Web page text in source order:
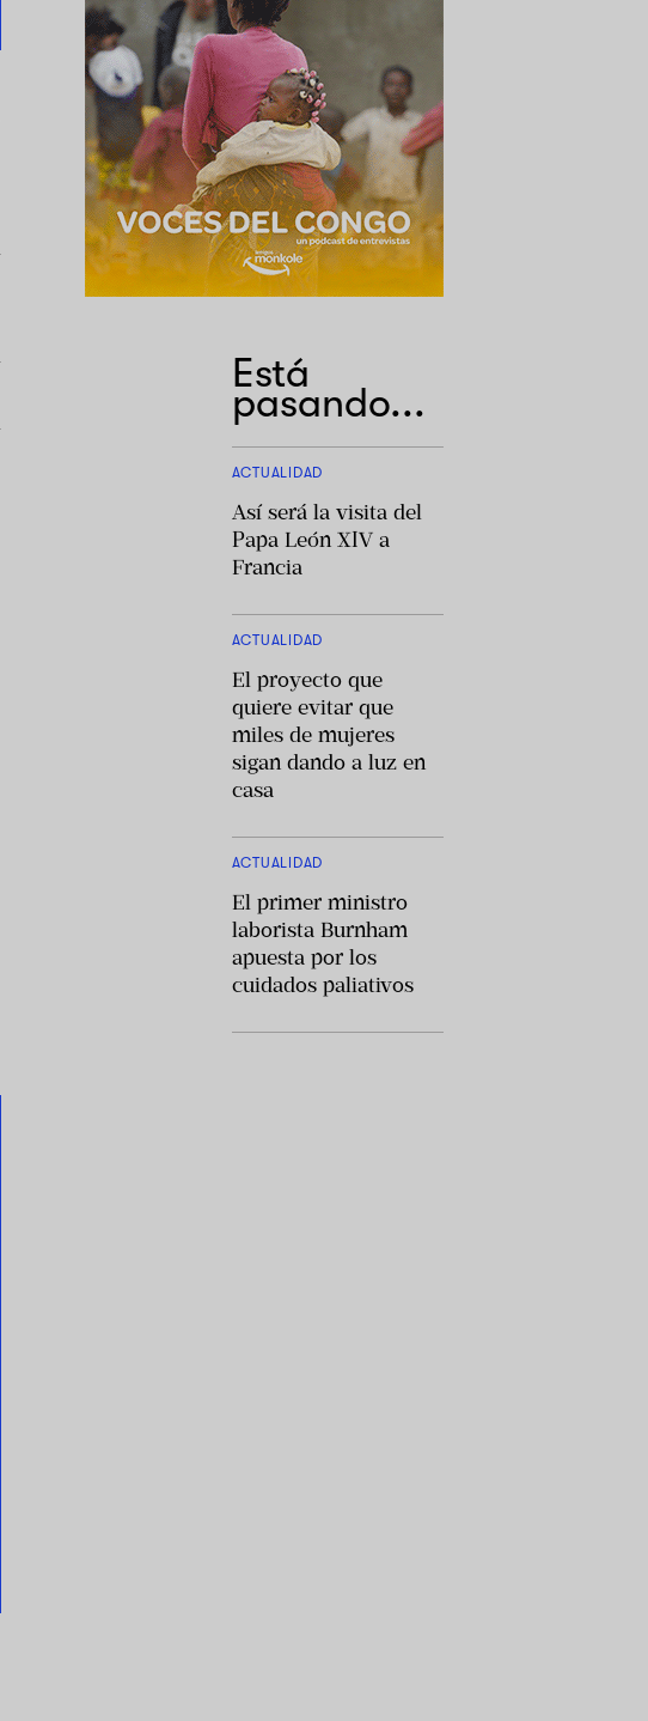
Está
pasando...
ACTUALIDAD
Así será la visita del
Papa León XIV a
Francia
ACTUALIDAD
El proyecto que
quiere evitar que
miles de mujeres
sigan dando a luz en
casa
ACTUALIDAD
El primer ministro
laborista Burnham
apuesta por los
cuidados paliativos